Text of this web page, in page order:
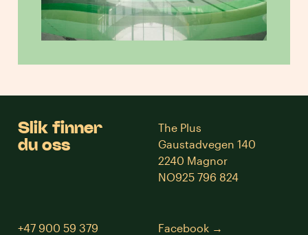
Slik finner
du oss
The Plus
Gaustadvegen 140
2240 Magnor
NO925 796 824
+47 900 59 379
Facebook